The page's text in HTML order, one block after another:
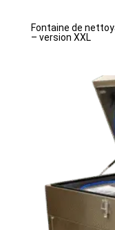
Fontaine de
– version XXL